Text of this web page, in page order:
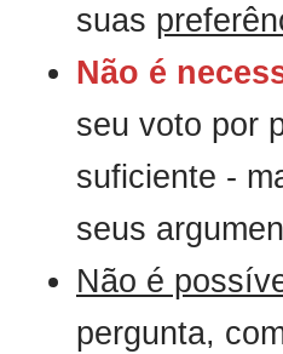
suas
Não é
seu voto por
suficiente -
seus
Não é
pergunta,